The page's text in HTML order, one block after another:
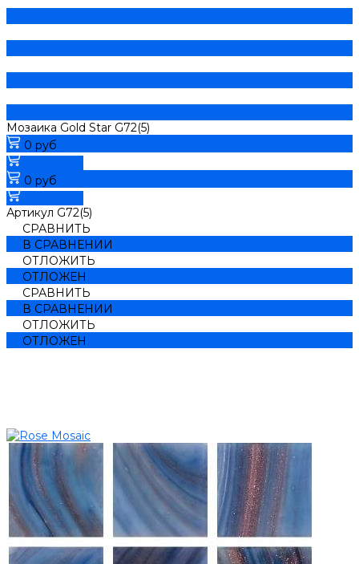
Мозаика Gold Star G72(5)
0 руб
0 руб
Артикул G72(5)
СРАВНИТЬ
В СРАВНЕНИИ
ОТЛОЖИТЬ
ОТЛОЖЕН
СРАВНИТЬ
В СРАВНЕНИИ
ОТЛОЖИТЬ
ОТЛОЖЕН